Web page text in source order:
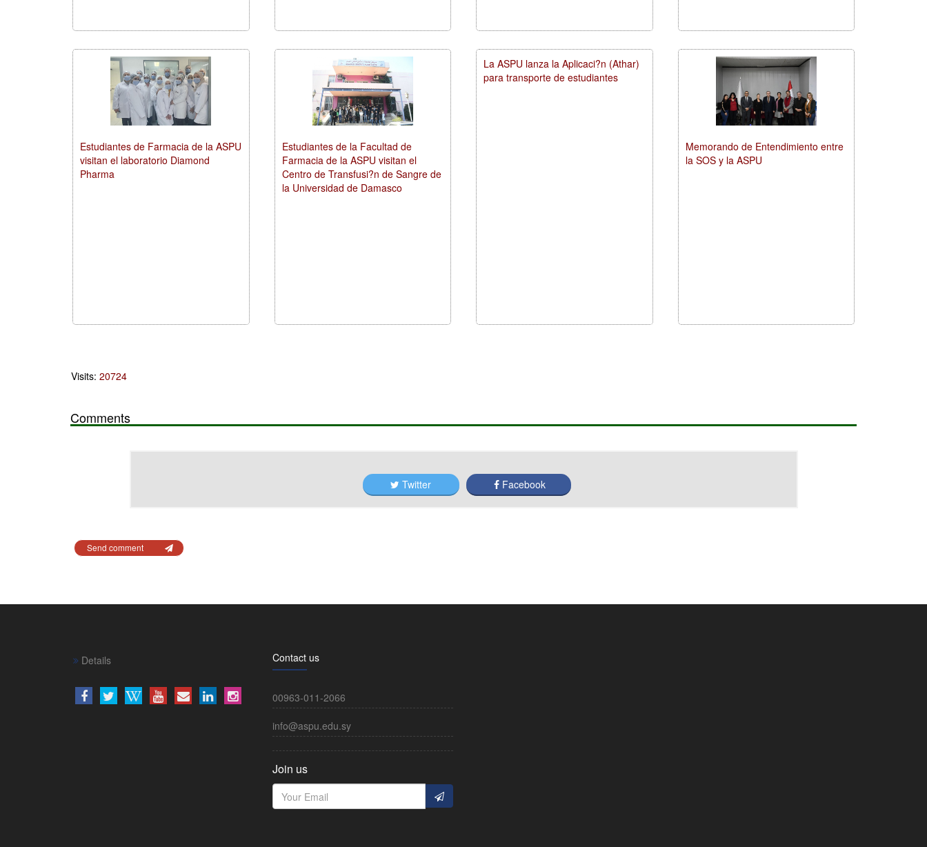
Estudiantes de Farmacia de la ASPU
visitan el laboratorio Diamond
Pharma
Estudiantes de la Facultad de
Farmacia de la ASPU visitan el
Centro de Transfusi?n de Sangre de
la Universidad de Damasco
La ASPU lanza la Aplicaci?n (Athar)
para transporte de estudiantes
Memorando de Entendimiento entre
la SOS y la ASPU
Visits: 20724
Comments
Twitter Facebook
Send comment
Details Contact us
00963-011-2066
info@aspu.edu.sy
Join us